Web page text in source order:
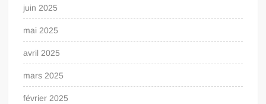
juin 2025
mai 2025
avril 2025
mars 2025
février 2025